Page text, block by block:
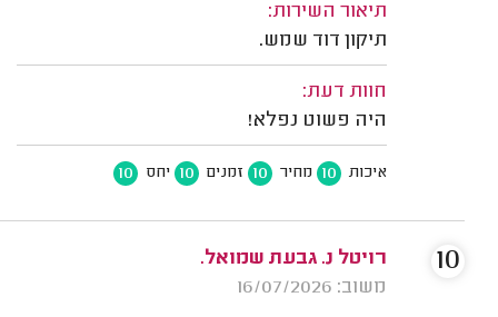
תיאור השירות:
תיקון דוד שמש.
חוות דעת:
היה פשוט נפלא!
איכות 10 מחיר 10 זמנים 10 יחס 10
רויטל נ. גבעת שמואל.
משוב: 16/07/2026
10